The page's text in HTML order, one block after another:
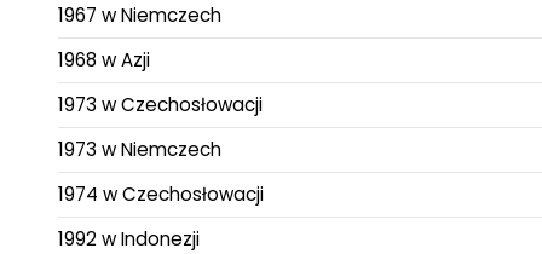
1967 w Niemczech
1968 w Azji
1973 w Czechosłowacji
1973 w Niemczech
1974 w Czechosłowacji
1992 w Indonezji